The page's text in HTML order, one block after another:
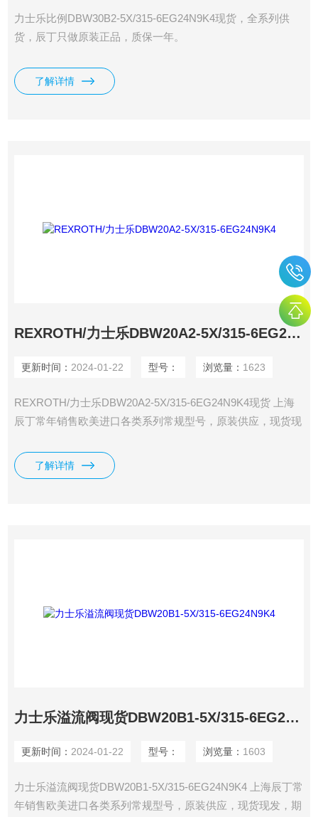
力士乐比例DBW30B2-5X/315-6EG24N9K4现货，全系列供
货，辰丁只做原装正品，质保一年。
了解详情
REXROTH/力士乐DBW20A2-5X/315-6EG24N9K4
更新时间： 2024-01-22 型号： 浏览量： 1623
REXROTH/力士乐DBW20A2-5X/315-6EG24N9K4现货 上海
辰丁常年销售欧美进口各类系列常规型号，原装供应，现货现
了解详情
力士乐溢流阀现货DBW20B1-5X/315-6EG24N9K4
更新时间： 2024-01-22 型号： 浏览量： 1603
力士乐溢流阀现货DBW20B1-5X/315-6EG24N9K4 上海辰丁常
年销售欧美进口各类系列常规型号，原装供应，现货现发，期